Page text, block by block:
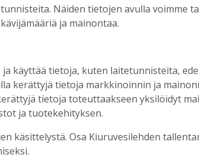
Näiden tietojen avulla voimme
ja mainontaa.
käyttää tietoja, kuten laitetunnisteita,
kerättyjä tietoja markkinoinnin ja
tietoja toteuttaakseen yksilöidyt
ja tuotekehityksen.
käsittelystä. Osa Kiuruvesilehden